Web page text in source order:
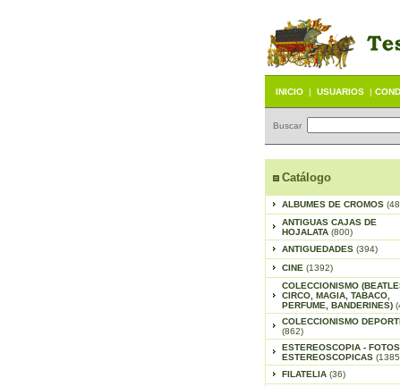
INICIO | USUARIOS |
Buscar
Catálogo
ALBUMES DE CROMOS
ANTIGUAS CAJAS DE
HOJALATA (800)
ANTIGUEDADES (394)
CINE (1392)
COLECCIONISMO
CIRCO, MAGIA, TABACO,
PERFUME, BANDERINES)
COLECCIONISMO
(862)
ESTEREOSCOPIA - FOTOS
ESTEREOSCOPICAS
FILATELIA (36)